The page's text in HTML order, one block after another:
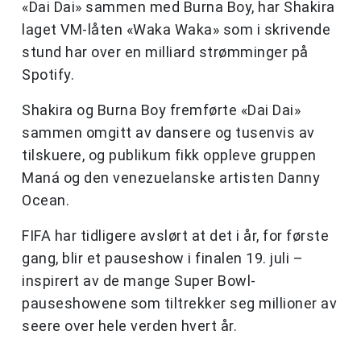
«Dai Dai» sammen med Burna Boy, har Shakira
laget VM-låten «Waka Waka» som i skrivende
stund har over en milliard strømminger på
Spotify.
Shakira og Burna Boy fremførte «Dai Dai»
sammen omgitt av dansere og tusenvis av
tilskuere, og publikum fikk oppleve gruppen
Maná og den venezuelanske artisten Danny
Ocean.
FIFA har tidligere avslørt at det i år, for første
gang, blir et pauseshow i finalen 19. juli –
inspirert av de mange Super Bowl-
pauseshowene som tiltrekker seg millioner av
seere over hele verden hvert år.